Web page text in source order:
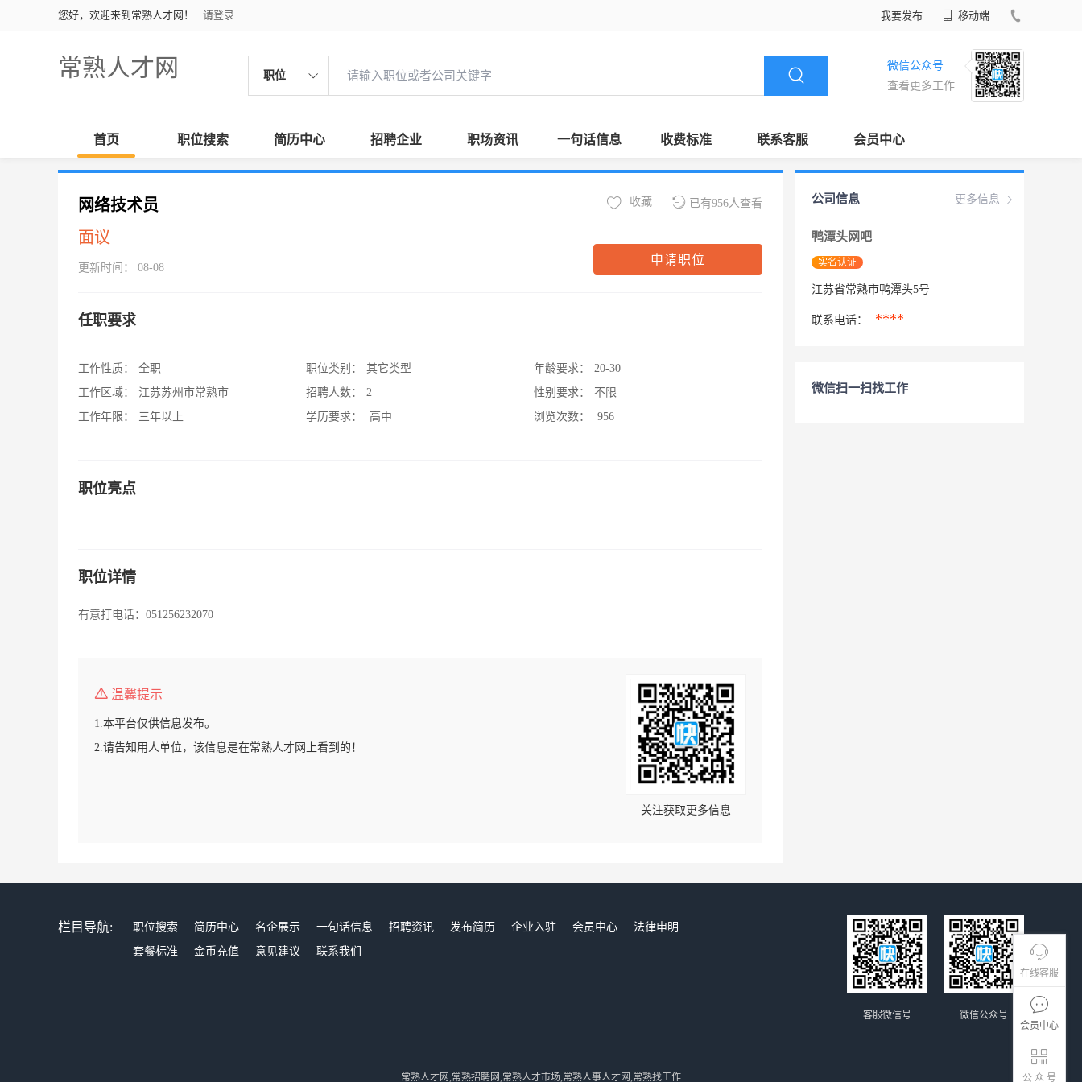
您好，欢迎来到常熟人才网！ 请登录 我要发布 移动端
常熟人才网 职位
微信公众号
查看更多工作
首页 职位搜索 简历中心 招聘企业 职场资讯 一句话信息 收费标准 联系客服 会员中心
在线客服
会员中心
公 众 号
网络技术员
面议
更新时间： 08-08
已有956人查看
收藏
申请职位
任职要求
工作性质：
全职
工作区域：
江苏苏州市常熟市
工作年限：
三年以上
职位类别：
其它类型
招聘人数：
2
学历要求：
高中
年龄要求：
20-30
性别要求：
不限
浏览次数：
956
职位亮点
职位详情
有意打电话：051256232070
温馨提示
1.本平台仅供信息发布。
2.请告知用人单位，该信息是在常熟人才网上看到的！
关注获取更多信息
更多信息
公司信息
鸭潭头网吧
实名认证
江苏省常熟市鸭潭头5号
联系电话： ****
微信扫一扫找工作
栏目导航: 职位搜索 简历中心 名企展示 一句话信息 招聘资讯 发布简历 企业入驻 会员中心
法律申明
套餐标准
金币充值 意见建议 联系我们
微信公众号
客服微信号
常熟人才网,常熟招聘网,常熟人才市场,常熟人事人才网,常熟找工作